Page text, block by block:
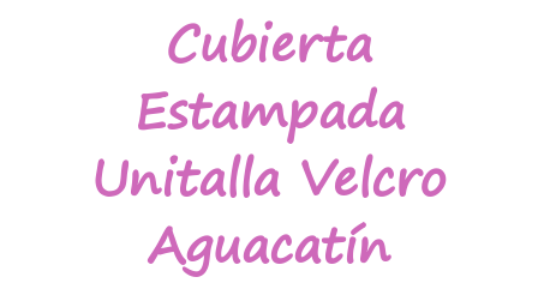
Cubierta
Estampada
Unitalla Velcro
Aguacatín